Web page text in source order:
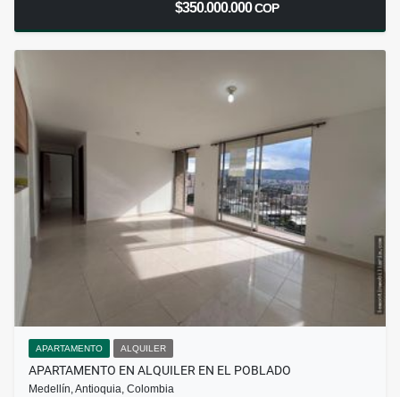
$350.000.000COP
APARTAMENTO ALQUILER
APARTAMENTO EN ALQUILER EN EL POBLADO
Medellín, Antioquia, Colombia